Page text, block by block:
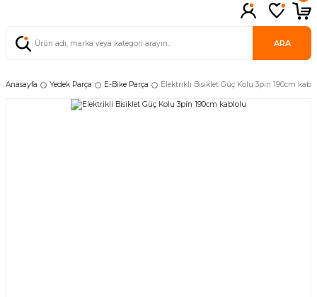
ARA
Anasayfa Yedek Parça E-Bike Parça Elektrikli Bisiklet Güç Kolu 3pin 190cm